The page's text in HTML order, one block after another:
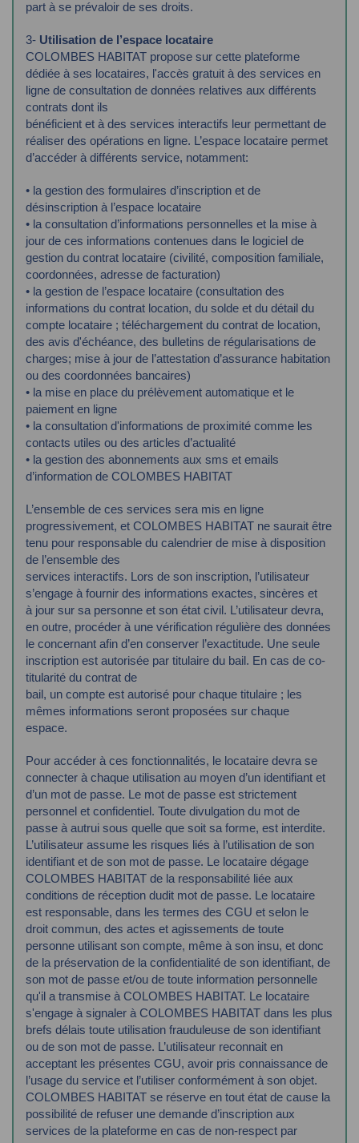
part à se prévaloir de ses droits.
3- Utilisation de l’espace locataire
COLOMBES HABITAT propose sur cette plateforme
dédiée à ses locataires, l'accès gratuit à des services en
ligne de consultation de données relatives aux différents
contrats dont ils
bénéficient et à des services interactifs leur permettant de
réaliser des opérations en ligne.
L’espace locataire permet
d’accéder à différents service, notamment:
• la gestion des formulaires d’inscription et de
désinscription à l’espace locataire
• la consultation d’informations personnelles et la mise à
jour de ces informations contenues dans le logiciel de
gestion du contrat locataire (civilité, composition familiale,
coordonnées, adresse de facturation)
• la gestion de l’espace locataire (consultation des
informations du contrat location, du solde et du détail du
compte locataire ; téléchargement du contrat de location,
des avis d'échéance, des bulletins de régularisations de
charges; mise à jour de l’attestation d’assurance habitation
ou des coordonnées bancaires)
• la mise en place du prélèvement automatique et le
paiement en ligne
• la consultation d'informations de proximité comme les
contacts utiles ou des articles d’actualité
• la gestion des abonnements aux sms et emails
d’information de COLOMBES HABITAT
L’ensemble de ces services sera mis en ligne
progressivement, et COLOMBES HABITAT ne saurait être
tenu pour responsable du calendrier de mise à disposition
de l’ensemble des
services interactifs.
Lors de son inscription, l’utilisateur
s’engage à fournir des informations exactes, sincères et
à jour sur sa personne et son état civil. L’utilisateur devra,
en outre, procéder à une vérification régulière des données
le concernant afin d’en conserver l’exactitude. Une seule
inscription est autorisée par titulaire du bail. En cas de co-
titularité du contrat de
bail, un compte est autorisé pour chaque titulaire ; les
mêmes informations seront proposées sur chaque
espace.
Pour accéder à ces fonctionnalités, le locataire devra se
connecter à chaque utilisation au moyen d’un identifiant et
d’un mot de passe.
Le mot de passe est strictement
personnel et confidentiel. Toute divulgation du mot de
passe à autrui sous quelle que soit sa forme, est interdite.
L’utilisateur assume les risques liés à l’utilisation de son
identifiant et de son mot de passe. Le locataire dégage
COLOMBES HABITAT de la responsabilité liée aux
conditions de réception dudit mot de passe.
Le locataire
est responsable, dans les termes des CGU et selon le
droit commun, des actes et agissements de toute
personne utilisant son compte, même à son insu, et donc
de la préservation de la confidentialité de son identifiant, de
son mot de passe et/ou de toute information personnelle
qu'il a transmise à COLOMBES HABITAT.
Le locataire
s'engage à signaler à COLOMBES HABITAT dans les plus
brefs délais toute utilisation frauduleuse de son identifiant
ou de son mot de passe.
L’utilisateur reconnait en
acceptant les présentes CGU, avoir pris connaissance de
l’usage du service et l’utiliser conformément à son objet.
COLOMBES HABITAT se réserve en tout état de cause la
possibilité de refuser une demande d’inscription aux
services de la plateforme en cas de non-respect par